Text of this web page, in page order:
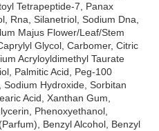
Tetrapeptide-7, Panax
Rna, Silanetriol, Sodium Dna,
Majus Flower/Leaf/Stem
Glycol, Carbomer, Citric
Acryloyldimethyl Taurate
Palmitic Acid, Peg-100
Hydroxide, Sorbitan
Acid, Xanthan Gum,
Phenoxyethanol,
Benzyl Alcohol, Benzyl